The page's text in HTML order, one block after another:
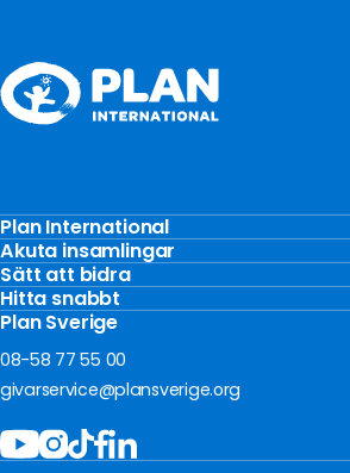
Plan International
Stöd barnen
Vårt arbete
För företag
Om oss
Akuta insamlingar
Akut insamling Gaza
Akut insamling Ukraina
Sätt att bidra
Gåvoshop
Ge en gåva
Bli månadsgivare
Starta egen insamling
Bidra som företag
Hitta snabbt
Kontakta oss
Frågor och svar
Jobba hos oss
Policys och villkor
Tillgänglighet
Plan Sverige
08-58 77 55 00
givarservice@plansverige.org